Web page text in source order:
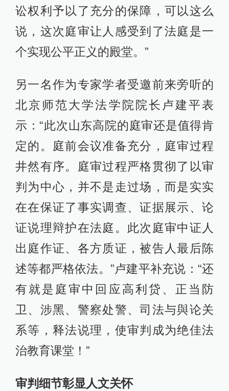
讼权利予以了充分的保障，可以这么
说，这次庭审让人感受到了法庭是一
个实现公平正义的殿堂。”
另一名作为专家学者受邀前来旁听的
北京师范大学法学院院长卢建平表
示：“此次山东高院的庭审还是值得肯
定的。庭前会议准备充分，庭审过程
井然有序。庭审过程严格贯彻了以审
判为中心，并不是走过场，而是实实
在在保证了事实调查、证据展示、论
证说理辩护在法庭。此次庭审中证人
出庭作证、各方质证，被告人最后陈
述等都严格依法。”卢建平补充说：“还
有就是庭审中回应高利贷、正当防
卫、涉黑、警察处警、司法与與论关
系等，释法说理，使审判成为绝佳法
治教育课堂！”
审判细节彰显人文关怀